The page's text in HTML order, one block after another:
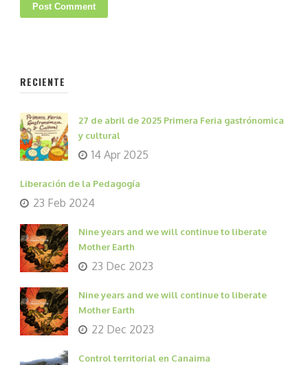
RECIENTE
27 de abril de 2025 Primera Feria gastrónomica
y cultural
14 Apr 2025
Liberación de la Pedagogía
23 Feb 2024
Nine years and we will continue to liberate
Mother Earth
23 Dec 2023
Nine years and we will continue to liberate
Mother Earth
22 Dec 2023
Control territorial en Canaima